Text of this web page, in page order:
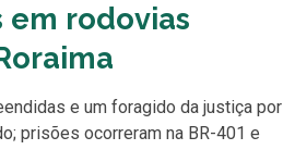
em rodovias
e um foragido da justiça por
prisões ocorreram na BR-401 e